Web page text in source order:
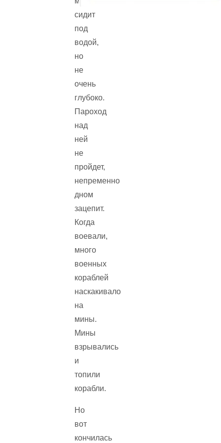
сидит
под
водой,
но
не
очень
глубоко.
Пароход
над
ней
не
пройдет,
непременно
дном
зацепит.
Когда
воевали,
много
военных
кораблей
наскакивало
на
мины.
Мины
взрывались
и
топили
корабли.
Но
вот
кончилась